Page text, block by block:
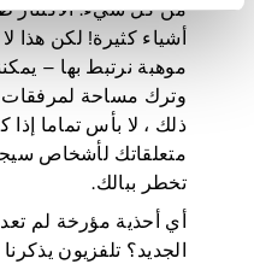
من كل شيء. الاكتناز
أشياء كثيرة! لكن هذا
موهبة نرتبط بها –
وترك مساحة لمرفقات
ذلك ، لا بأس تماما
متعلقاتك لأشخاص
تخطر ببالك.
أي أحذية مؤرخة لم
الجديد؟ تلفزيون